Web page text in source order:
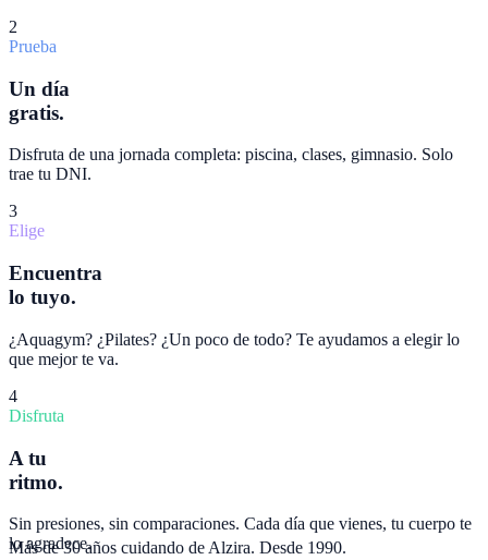
2
Prueba
Un día
gratis.
Disfruta de una jornada completa: piscina, clases, gimnasio. Solo
trae tu DNI.
3
Elige
Encuentra
lo tuyo.
¿Aquagym? ¿Pilates? ¿Un poco de todo? Te ayudamos a elegir lo
que mejor te va.
4
Disfruta
A tu
ritmo.
Sin presiones, sin comparaciones. Cada día que vienes, tu cuerpo te
lo agradece.
Más de 30 años cuidando de Alzira. Desde 1990.